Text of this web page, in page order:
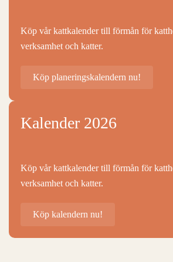
Köp vår kattkalender till förmån för
verksamhet och katter.
Köp planeringskalendern nu!
Kalender 2026
Köp vår kattkalender till förmån för
verksamhet och katter.
Köp kalendern nu!